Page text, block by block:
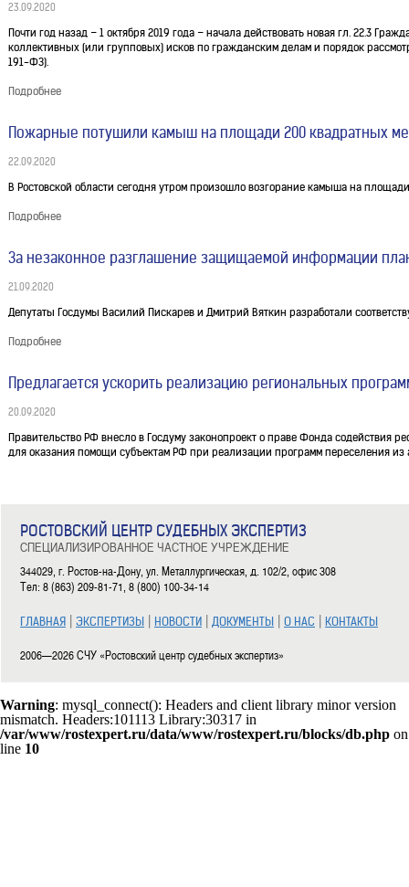
23.09.2020
Почти год назад – 1 октября 2019 года – начала действовать новая гл. 22.3
коллективных (или групповых) исков по гражданским делам и порядок
191-ФЗ).
Подробнее
Пожарные потушили камыш на площади 200 квадратных
22.09.2020
В Ростовской области сегодня утром произошло возгорание камыша на
Подробнее
За незаконное разглашение защищаемой информации
21.09.2020
Депутаты Госдумы Василий Пискарев и Дмитрий Вяткин разработали
Подробнее
Предлагается ускорить реализацию региональных
20.09.2020
Правительство РФ внесло в Госдуму законопроект о праве Фонда
для оказания помощи субъектам РФ при реализации программ переселения
Ростовская область ремонтирует дороги быстрее других
19.09.2020
Общественный совет при Федеральном дорожном агентстве Минтранса РФ
Россия примет участие в разработке концепции
Заместитель министра строительства и жилищно-коммунального хозяйства
сентября.
Подробнее
РОСТОВСКИЙ ЦЕНТР СУДЕБНЫХ ЭКСПЕРТИЗ
СПЕЦИАЛИЗИРОВАННОЕ ЧАСТНОЕ УЧРЕЖДЕНИЕ
344029, г. Ростов-на-Дону, ул. Металлургическая, д. 102/2, офис 308
Тел: 8 (863) 209-81-71, 8 (800) 100-34-14
ГЛАВНАЯ | ЭКСПЕРТИЗЫ | НОВОСТИ | ДОКУМЕНТЫ | О НАС | КОНТАКТЫ
2006—2026 СЧУ «Ростовский центр судебных экспертиз»
Warning: mysql_connect(): Headers and client library minor version
mismatch. Headers:101113 Library:30317 in
/var/www/rostexpert.ru/data/www/rostexpert.ru/blocks/db.php on
line 10